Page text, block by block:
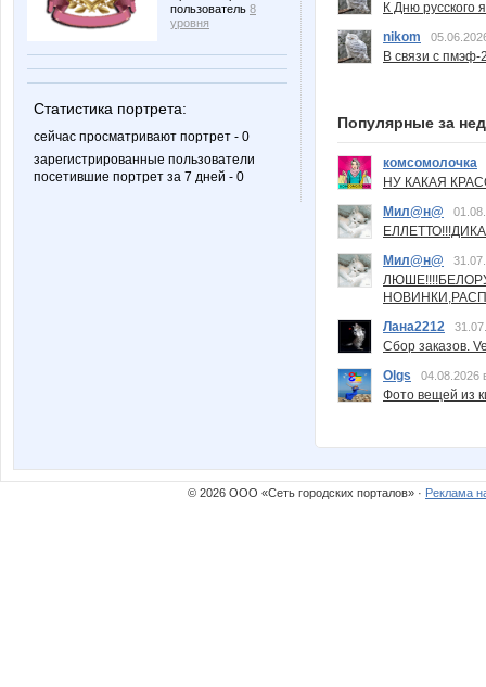
пользователь 8
уровня
Статистика портрета:
сейчас просматривают портрет - 0
зарегистрированные пользователи
посетившие портрет за 7 дней - 0
К Дню русского
nikom
В связи с пмэф-
Популярные за
комсомолочка
НУ КАКАЯ
Мил@н@
Мил@н@
Лана2212
Сбор заказов.
Olgs
04.08.2026
Фото вещей из
© 2026 ООО «Сеть городских порталов» · Реклама